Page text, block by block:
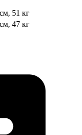
51 кг
47 кг